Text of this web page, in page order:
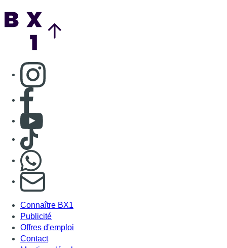
Consulter page Instagram
Consulter page Facebook
Consulter Youtube
Consulter TikTok
S'abonner à notre newsletter
Connaître BX1
Publicité
Offres d'emploi
Contact